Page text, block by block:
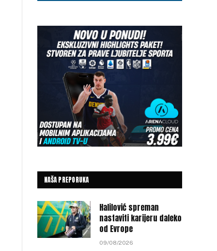
NAŠA PREPORUKA
Halilović spreman
nastaviti karijeru daleko
od Evrope
09/08/2026